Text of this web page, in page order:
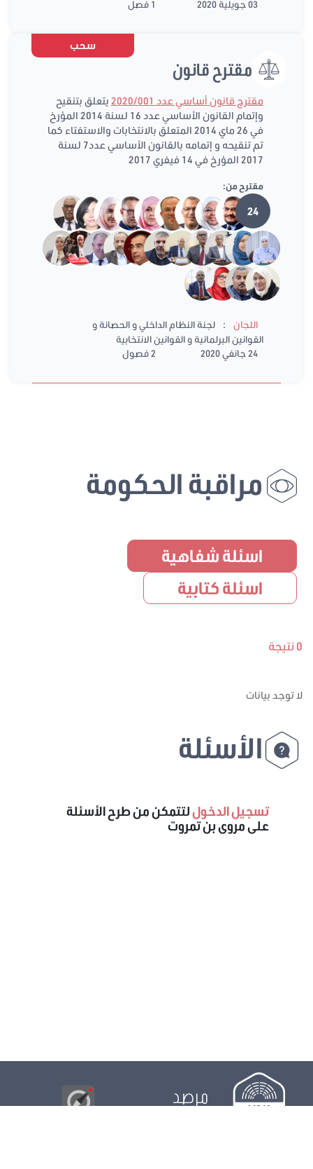
03 جويلية 2020
1 فصل
سحب
مقترح قانون
مقترح قانون أساسي عدد 2020/001
يتعلق بتنقيح
وإتمام القانون الأساسي عدد 16 لسنة 2014 المؤرخ
في 26 ماي 2014 المتعلق بالانتخابات والاستفتاء كما
تم تنقيحه و إتمامه بالقانون الأساسي عدد7 لسنة
2017 المؤرخ في 14 فيفري 2017
مقترح من:
24
اللجان :
لجنة النظام الداخلي و الحصانة و
القوانين البرلمانية و القوانين الانتخابية
24 جانفي 2020
2 فصول
مراقبة الحكومة
اسئلة شفاهية
اسئلة كتابية
0 نتيجة
لا توجد بيانات
الأسئلة
تسجيل الدخوللتتمكن من طرح الأسئلة
على مروى بن تمروت
مرصد